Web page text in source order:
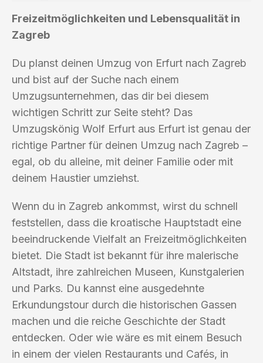
Freizeitmöglichkeiten und Lebensqualität in
Zagreb
Du planst deinen Umzug von Erfurt nach Zagreb
und bist auf der Suche nach einem
Umzugsunternehmen, das dir bei diesem
wichtigen Schritt zur Seite steht? Das
Umzugskönig Wolf Erfurt aus Erfurt ist genau der
richtige Partner für deinen Umzug nach Zagreb –
egal, ob du alleine, mit deiner Familie oder mit
deinem Haustier umziehst.
Wenn du in Zagreb ankommst, wirst du schnell
feststellen, dass die kroatische Hauptstadt eine
beeindruckende Vielfalt an Freizeitmöglichkeiten
bietet. Die Stadt ist bekannt für ihre malerische
Altstadt, ihre zahlreichen Museen, Kunstgalerien
und Parks. Du kannst eine ausgedehnte
Erkundungstour durch die historischen Gassen
machen und die reiche Geschichte der Stadt
entdecken. Oder wie wäre es mit einem Besuch
in einem der vielen Restaurants und Cafés, in